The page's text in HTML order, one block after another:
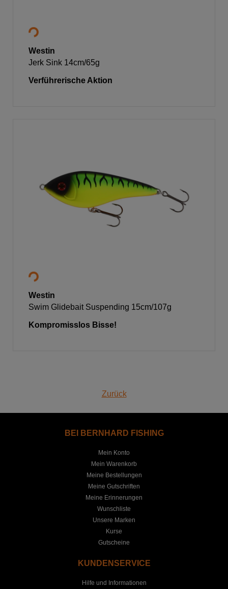
Westin
Jerk Sink 14cm/65g
Verführerische Aktion
Westin
Swim Glidebait Suspending 15cm/107g
Kompromisslos Bisse!
Zurück
BEI BERNHARD FISHING
Mein Konto
Mein Warenkorb
Meine Bestellungen
Meine Gutschriften
Meine Erinnerungen
Wunschliste
Unsere Marken
Kurse
Gutscheine
KUNDENSERVICE
Hilfe und Informationen